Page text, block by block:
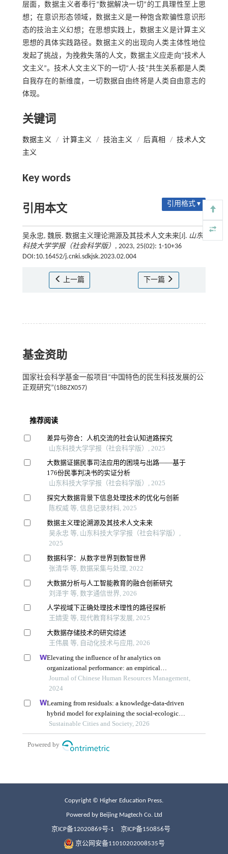
层面，数据主义者奉行“数据解决一切”的工具理性至上思
想；在意识形态领域，数据主义是一种饱含欺骗性意识形
态的技治主义幻想；在思想实践上，数据主义是计算主义
思想的具体实践路径。数据主义的出现向人类主体性地位
发起了挑战，为挽救失落的人文，数据主义应走向“技术人
文主义”。技术人文主义下的一切“人-技”共生关系都是人类
自我存在的新维度，一切数据自由终将是人类自由意志的
体现。
关键词
数据主义 / 计算主义 / 技治主义 / 后真相 / 技术人文
主义
Key words
引用本文 引用格式 ▾
吴永忠, 魏辰. 数据主义理论溯源及其技术人文未来[J]. 山东
科技大学学报（社会科学版） , 2023, 25(02): 1-10+36
DOI:10.16452/j.cnki.sdkjsk.2023.02.004
上一篇 下一篇
基金资助
国家社会科学基金一般项目“中国特色的民生科技发展的公
正观研究”(18BZX057)
Copyright © Higher Education Press.
Powered by Beijing Magtech Co. Ltd
京ICP备12020869号-1 京ICP备150856号
京公网安备11010202008535号